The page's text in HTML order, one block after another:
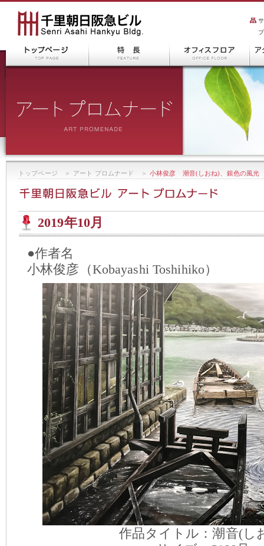
プ
トップページ ＞ アート プロムナード ＞ 小林俊彦 潮音(しおね)、銀色の風光
2019年10月
●作者名
小林俊彦（Kobayashi Toshihiko）
作品タイトル：潮音(し